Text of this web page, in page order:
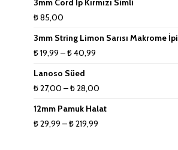
3mm Cord İp Kırmızı Simli
₺85,00
3mm String Limon Sarısı Makrome İpi
₺19,99 –₺40,99Fiyat
₺ 40,99
Lanoso Süed
₺27,00 –₺28,00Fiyat
12mm Pamuk Halat
₺29,99 –₺219,99Fiyat